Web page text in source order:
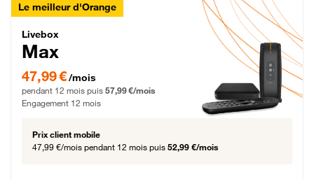
Le meilleur d'Orange
Livebox Max Fibre
Livebox
Max
47,99 € par mois pendant 12 mois puis 57,99 € par mois, Engagement 12 mois
47,99 €/mois
pendant 12 mois puis 57,99 €/mois
Engagement 12 mois
Prix client mobile
47,99 €/mois pendant 12 mois puis 52,99 €/mois